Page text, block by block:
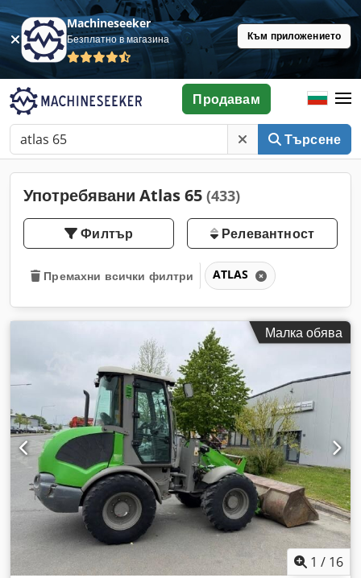
Machineseeker
Безплатно в магазина Към приложението
Търсене
Продавам
Употребявани Atlas 65 (433)
Филтър Релевантност
Премахни всички филтри ATLAS
Малка обява
1 / 16